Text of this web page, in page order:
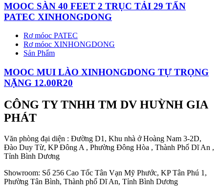
MOOC SÀN 40 FEET 2 TRỤC TẢI 29 TẤN
PATEC XINHONGDONG
Rơ móoc PATEC
Rơ móoc XINHONGDONG
Sản Phẩm
MOOC MUI LÀO XINHONGDONG TỰ TRỌNG
NẶNG 12.00R20
CÔNG TY TNHH TM DV HUỲNH GIA
PHÁT
Văn phòng đại diện : Đường D1, Khu nhà ở Hoàng Nam 3-2D,
Đào Duy Từ, KP Đông A , Phường Đông Hòa , Thành Phố Dĩ An ,
Tỉnh Bình Dương
Showroom: Số 256 Cao Tốc Tân Vạn Mỹ Phước, KP Tân Phú 1,
Phường Tân Bình, Thành phố Dĩ An, Tỉnh Bình Dương